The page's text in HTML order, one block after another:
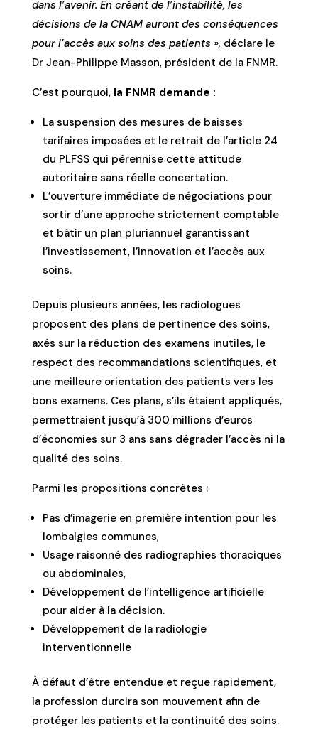
dans l’avenir. En créant de l’instabilité, les
décisions de la CNAM auront des conséquences
pour l’accès aux soins des patients », déclare le
Dr Jean-Philippe Masson, président de la FNMR.
C’est pourquoi, la FNMR demande :
La suspension des mesures de baisses
tarifaires imposées et le retrait de l’article 24
du PLFSS qui pérennise cette attitude
autoritaire sans réelle concertation.
L’ouverture immédiate de négociations pour
sortir d’une approche strictement comptable
et bâtir un plan pluriannuel garantissant
l’investissement, l’innovation et l’accès aux
soins.
Depuis plusieurs années, les radiologues
proposent des plans de pertinence des soins,
axés sur la réduction des examens inutiles, le
respect des recommandations scientifiques, et
une meilleure orientation des patients vers les
bons examens. Ces plans, s’ils étaient appliqués,
permettraient jusqu’à 300 millions d’euros
d’économies sur 3 ans sans dégrader l’accès ni la
qualité des soins.
Parmi les propositions concrètes :
Pas d’imagerie en première intention pour les
lombalgies communes,
Usage raisonné des radiographies thoraciques
ou abdominales,
Développement de l’intelligence artificielle
pour aider à la décision.
Développement de la radiologie
interventionnelle
À défaut d’être entendue et reçue rapidement,
la profession durcira son mouvement afin de
protéger les patients et la continuité des soins.